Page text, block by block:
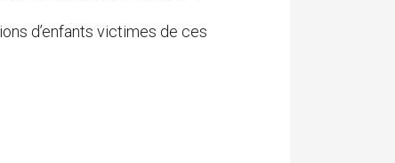
d’enfants victimes de ces